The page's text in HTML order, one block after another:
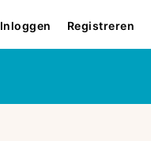
Inloggen Registreren